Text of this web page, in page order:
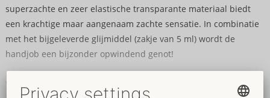
superzachte en zeer elastische transparante materiaal biedt
een krachtige maar aangenaam zachte sensatie. In combinatie
met het bijgeleverde glijmiddel (zakje van 5 ml) wordt de
handjob een bijzonder opwindend genot!
Voor een gemakkelijke reiniging kan de zeer elastische GEO